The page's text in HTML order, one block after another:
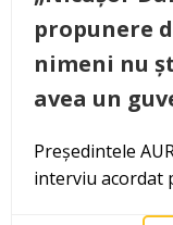
propunere
nimeni nu
avea un
Președintele
interviu acordat